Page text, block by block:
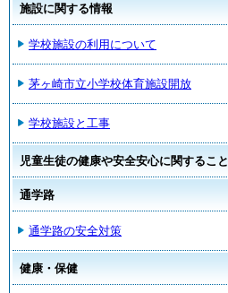
施設に関する情報
学校施設の利用について
茅ヶ崎市立小学校体育施設開放
学校施設と工事
児童生徒の健康や安全安心に関すること
通学路
通学路の安全対策
健康・保健